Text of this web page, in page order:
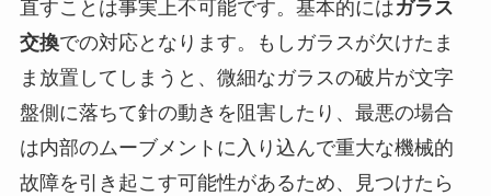
直すことは事実上不可能です。基本的にはガラス
交換での対応となります。もしガラスが欠けたま
ま放置してしまうと、微細なガラスの破片が文字
盤側に落ちて針の動きを阻害したり、最悪の場合
は内部のムーブメントに入り込んで重大な機械的
故障を引き起こす可能性があるため、見つけたら